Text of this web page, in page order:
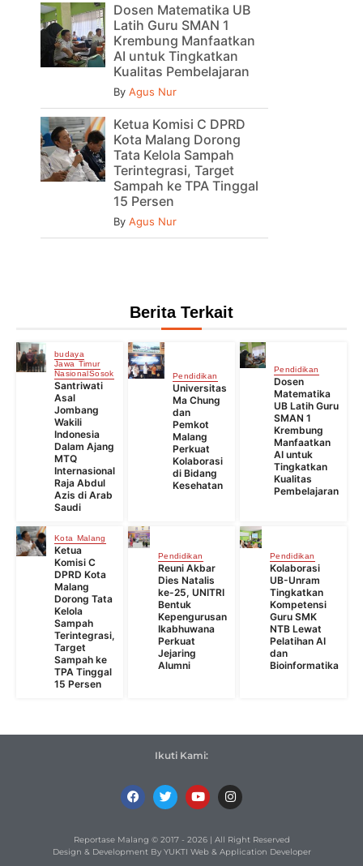
Dosen Matematika UB
Latih Guru SMAN 1
Krembung Manfaatkan
AI untuk Tingkatkan
Kualitas Pembelajaran
By Agus Nur
Ketua Komisi C DPRD
Kota Malang Dorong
Tata Kelola Sampah
Terintegrasi, Target
Sampah ke TPA Tinggal
15 Persen
By Agus Nur
Berita Terkait
budaya
Jawa Timur
NasionalSosok
Santriwati
Asal
Jombang
Wakili
Indonesia
Dalam Ajang
MTQ
Internasional
Raja Abdul
Azis di Arab
Saudi
Pendidikan
Universitas
Ma Chung
dan
Pemkot
Malang
Perkuat
Kolaborasi
di Bidang
Kesehatan
Pendidikan
Dosen
Matematika
UB Latih Guru
SMAN 1
Krembung
Manfaatkan
AI untuk
Tingkatkan
Kualitas
Pembelajaran
Kota Malang
Ketua
Komisi C
DPRD Kota
Malang
Dorong Tata
Kelola
Sampah
Terintegrasi,
Target
Sampah ke
TPA Tinggal
15 Persen
Pendidikan
Reuni Akbar
Dies Natalis
ke-25, UNITRI
Bentuk
Kepengurusan
Ikabhuwana
Perkuat
Jejaring
Alumni
Pendidikan
Kolaborasi
UB-Unram
Tingkatkan
Kompetensi
Guru SMK
NTB Lewat
Pelatihan AI
dan
Bioinformatika
Ikuti Kami:
Reportase Malang © 2017 - 2026 | All Right Reserved
Design & Development By YUKTI Web & Application Developer